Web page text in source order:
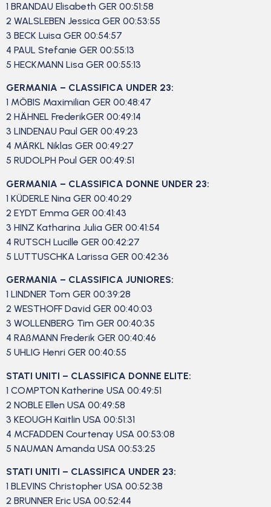
1 BRANDAU Elisabeth GER 00:51:58
2 WALSLEBEN Jessica GER 00:53:55
3 BECK Luisa GER 00:54:57
4 PAUL Stefanie GER 00:55:13
5 HECKMANN Lisa GER 00:55:13
GERMANIA – CLASSIFICA UNDER 23:
1 MÖBIS Maximilian GER 00:48:47
2 HÄHNEL FrederikGER 00:49:14
3 LINDENAU Paul GER 00:49:23
4 MÄRKL Niklas GER 00:49:27
5 RUDOLPH Poul GER 00:49:51
GERMANIA – CLASSIFICA DONNE UNDER 23:
1 KÜDERLE Nina GER 00:40:29
2 EYDT Emma GER 00:41:43
3 HINZ Katharina Julia GER 00:41:54
4 RUTSCH Lucille GER 00:42:27
5 LUTTUSCHKA Larissa GER 00:42:36
GERMANIA – CLASSIFICA JUNIORES:
1 LINDNER Tom GER 00:39:28
2 WESTHOFF David GER 00:40:03
3 WOLLENBERG Tim GER 00:40:35
4 RAßMANN Frederik GER 00:40:46
5 UHLIG Henri GER 00:40:55
STATI UNITI – CLASSIFICA DONNE ELITE:
1 COMPTON Katherine USA 00:49:51
2 NOBLE Ellen USA 00:49:58
3 KEOUGH Kaitlin USA 00:51:31
4 MCFADDEN Courtenay USA 00:53:08
5 NAUMAN Amanda USA 00:53:25
STATI UNITI – CLASSIFICA UNDER 23:
1 BLEVINS Christopher USA 00:52:38
2 BRUNNER Eric USA 00:52:44